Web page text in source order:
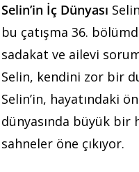
Selin’in İç Dünyası
bu çatışma 36.
sadakat ve ailevi
Selin, kendini zor bir
Selin’in, hayatındaki
dünyasında büyük bir
sahneler öne çıkıyor.